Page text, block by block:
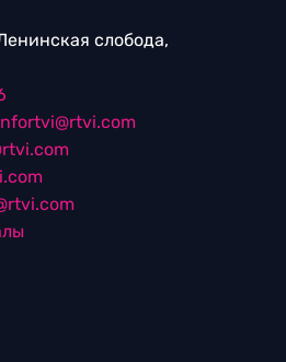
слобода,